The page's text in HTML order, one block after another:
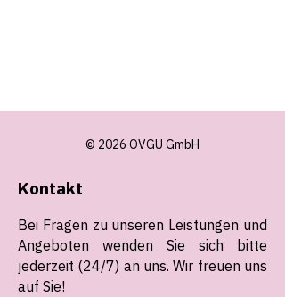
© 2026 OVGU GmbH
Kontakt
Bei Fragen zu unseren Leistungen und
Angeboten wenden Sie sich bitte
jederzeit (24/7) an uns. Wir freuen uns
auf Sie!